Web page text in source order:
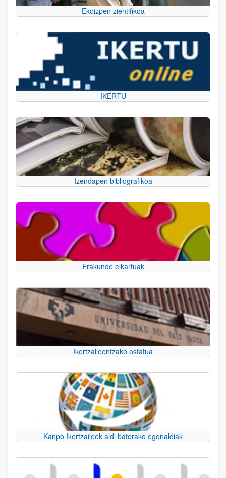
Ekoizpen zientifikoa
IKERTU
Izendapen bibliografikoa
Erakunde elkartuak
Ikertzaileentzako ostatua
Kanpo Ikertzaileek aldi baterako egonaldiak